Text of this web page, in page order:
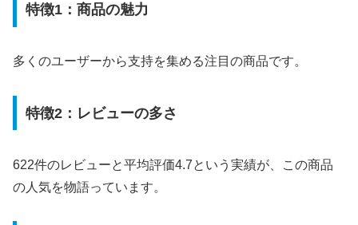
特徴1：商品の魅力
多くのユーザーから支持を集める注目の商品です。
特徴2：レビューの多さ
622件のレビューと平均評価4.7という実績が、この商品
の人気を物語っています。